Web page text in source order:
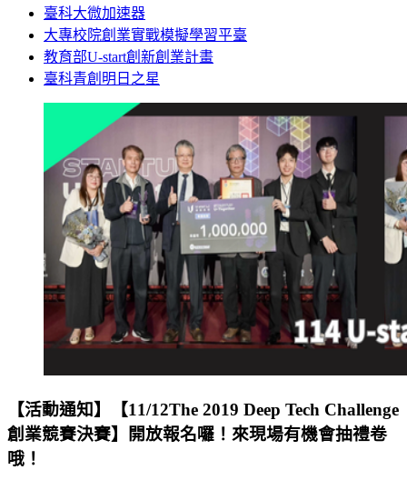
臺科大微加速器
大專校院創業實戰模擬學習平臺
教育部U-start創新創業計畫
臺科青創明日之星
【活動通知】【11/12The 2019 Deep Tech Challenge
創業競賽決賽】開放報名囉！來現場有機會抽禮卷
哦！